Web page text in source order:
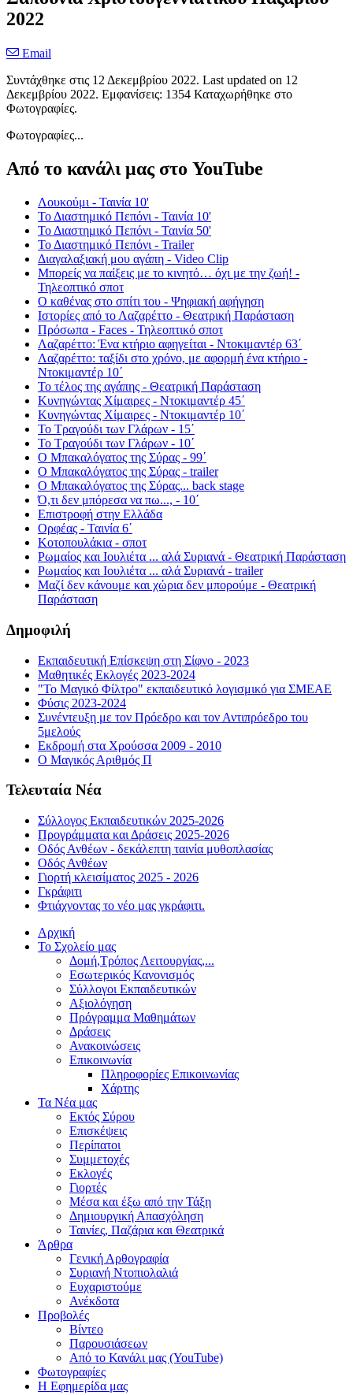
2022
Email
Συντάχθηκε στις 12 Δεκεμβρίου 2022. Last updated on 12
Δεκεμβρίου 2022. Εμφανίσεις: 1354 Καταχωρήθηκε στο
Φωτογραφίες.
Φωτογραφίες...
Από το κανάλι μας στο YouTube
Λουκούμι - Ταινία 10'
Το Διαστημικό Πεπόνι - Ταινία 10'
Το Διαστημικό Πεπόνι - Ταινία 50'
Το Διαστημικό Πεπόνι - Trailer
Διαγαλαξιακή μου αγάπη - Video Clip
Μπορείς να παίξεις με το κινητό… όχι με την ζωή! -
Τηλεοπτικό σποτ
Ο καθένας στο σπίτι του - Ψηφιακή αφήγηση
Ιστορίες από το Λαζαρέττο - Θεατρική Παράσταση
Πρόσωπα - Faces - Τηλεοπτικό σποτ
Λαζαρέττο: Ένα κτήριο αφηγείται - Ντοκιμαντέρ 63΄
Λαζαρέττο: ταξίδι στο χρόνο, με αφορμή ένα κτήριο -
Ντοκιμαντέρ 10΄
Το τέλος της αγάπης - Θεατρική Παράσταση
Κυνηγώντας Χίμαιρες - Ντοκιμαντέρ 45΄
Κυνηγώντας Χίμαιρες - Ντοκιμαντέρ 10΄
Το Τραγούδι των Γλάρων - 15΄
Το Τραγούδι των Γλάρων - 10΄
Ο Μπακαλόγατος της Σύρας - 99΄
Ο Μπακαλόγατος της Σύρας - trailer
Ο Μπακαλόγατος της Σύρας... back stage
Ό,τι δεν μπόρεσα να πω..., - 10΄
Επιστροφή στην Ελλάδα
Ορφέας - Ταινία 6΄
Κοτοπουλάκια - σποτ
Ρωμαίος και Ιουλιέτα ... αλά Συριανά - Θεατρική Παράσταση
Ρωμαίος και Ιουλιέτα ... αλά Συριανά - trailer
Μαζί δεν κάνουμε και χώρια δεν μπορούμε - Θεατρική
Παράσταση
Δημοφιλή
Εκπαιδευτική Επίσκεψη στη Σίφνο - 2023
Μαθητικές Εκλογές 2023-2024
"Το Μαγικό Φίλτρο" εκπαιδευτικό λογισμικό για ΣΜΕΑΕ
Φύσις 2023-2024
Συνέντευξη με τον Πρόεδρο και τον Αντιπρόεδρο του
5μελούς
Εκδρομή στα Χρούσσα 2009 - 2010
Ο Μαγικός Αριθμός Π
Τελευταία Νέα
Σύλλογος Εκπαιδευτικών 2025-2026
Προγράμματα και Δράσεις 2025-2026
Οδός Ανθέων - δεκάλεπτη ταινία μυθοπλασίας
Οδός Ανθέων
Γιορτή κλεισίματος 2025 - 2026
Γκράφιτι
Φτιάχνοντας το νέο μας γκράφιτι.
Αρχική
Το Σχολείο μας
Δομή,Τρόπος Λειτουργίας,...
Εσωτερικός Κανονισμός
Σύλλογοι Εκπαιδευτικών
Αξιολόγηση
Πρόγραμμα Μαθημάτων
Δράσεις
Ανακοινώσεις
Επικοινωνία
Πληροφορίες Επικοινωνίας
Χάρτης
Τα Νέα μας
Εκτός Σύρου
Επισκέψεις
Περίπατοι
Συμμετοχές
Εκλογές
Γιορτές
Μέσα και έξω από την Τάξη
Δημιουργική Απασχόληση
Ταινίες, Παζάρια και Θεατρικά
Άρθρα
Γενική Αρθογραφία
Συριανή Ντοπιολαλιά
Ευχαριστούμε
Ανέκδοτα
Προβολές
Βίντεο
Παρουσιάσεων
Από το Κανάλι μας (YouTube)
Φωτογραφίες
Η Εφημερίδα μας